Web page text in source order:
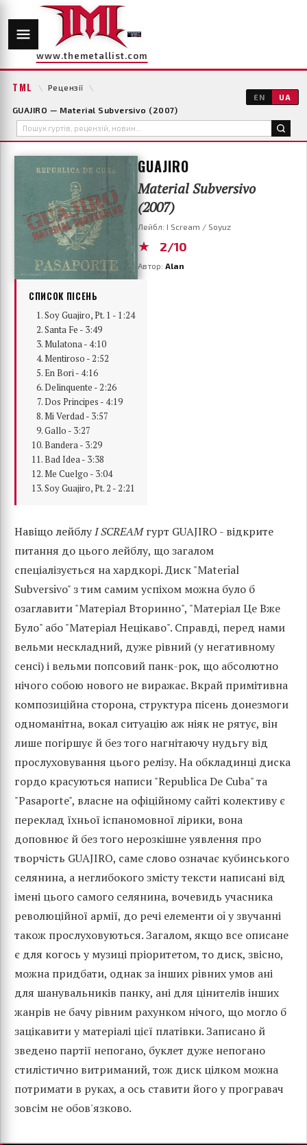
www.themetallist.com
TML \ Рецензії \
GUAJIRO — Material Subversivo (2007)
EN UA
GUAJIRO
Material Subversivo
(2007)
Лейбл: I Scream / Soyuz
★ 2/10
Автор: Alan
СПИСОК ПІСЕНЬ
Soy Guajiro, Pt. 1 - 1:24
Santa Fe - 3:49
Mulatona - 4:10
Mentiroso - 2:52
En Bori - 4:16
Delinquente - 2:26
Dos Principes - 4:19
Mi Verdad - 3:57
Gallo - 3:27
Bandera - 3:29
Bad Idea - 3:38
Me Cuelgo - 3:04
Soy Guajiro, Pt. 2 - 2:21
Навіщо лейблуI SCREAMгурт GUAJIRO - відкрите
питання до цього лейблу, що загалом
спеціалізується на хардкорі. Диск "Material
Subversivo" з тим самим успіхом можна було б
озаглавити "Матеріал Вторинно", "Матеріал Це Вже
Було" або "Матеріал Нецікаво". Справді, перед нами
вельми нескладний, дуже рівний (у негативному
сенсі) і вельми попсовий панк-рок, що абсолютно
нічого собою нового не виражає. Вкрай примітивна
композиційна сторона, структура пісень донезмоги
одноманітна, вокал ситуацію аж ніяк не рятує, він
лише погіршує й без того нагнітаючу нудьгу від
прослуховування цього релізу. На обкладинці диска
гордо красуються написи "Republica De Cuba" та
"Pasaporte", власне на офіційному сайті колективу є
переклад їхньої іспаномовної лірики, вона
доповнює й без того нерозкішне уявлення про
творчість GUAJIRO, саме слово означає кубинського
селянина, а неглибокого змісту тексти написані від
імені цього самого селянина, вочевидь учасника
революційної армії, до речі елементи oi у звучанні
також прослуховуються. Загалом, якщо все описане
є для когось у музиці пріоритетом, то диск, звісно,
можна придбати, однак за інших рівних умов ані
для шанувальників панку, ані для цінителів інших
жанрів не бачу рівним рахунком нічого, що могло б
зацікавити у матеріалі цієї платівки. Записано й
зведено партії непогано, буклет дуже непогано
стилістично витриманий, тож диск цілком можна
потримати в руках, а ось ставити його у програвач
зовсім не обов'язково.